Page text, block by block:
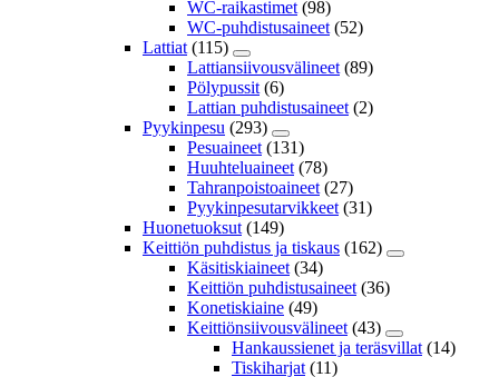
WC-raikastimet (98)
WC-puhdistusaineet (52)
Lattiat (115)
Lattiansiivousvälineet (89)
Pölypussit (6)
Lattian puhdistusaineet (2)
Pyykinpesu (293)
Pesuaineet (131)
Huuhteluaineet (78)
Tahranpoistoaineet (27)
Pyykinpesutarvikkeet (31)
Huonetuoksut (149)
Keittiön puhdistus ja tiskaus (162)
Käsitiskiaineet (34)
Keittiön puhdistusaineet (36)
Konetiskiaine (49)
Keittiönsiivousvälineet (43)
Hankaussienet ja teräsvillat (14)
Tiskiharjat (11)